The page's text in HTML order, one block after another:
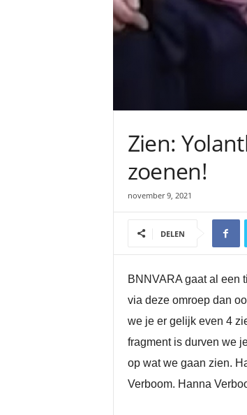
Zien:
zoenen!
november 9, 2021
DELEN
BNNVARA gaat al een
via deze omroep dan
we je er gelijk even 4
fragment is durven we
op wat we gaan zien.
Verboom. Hanna